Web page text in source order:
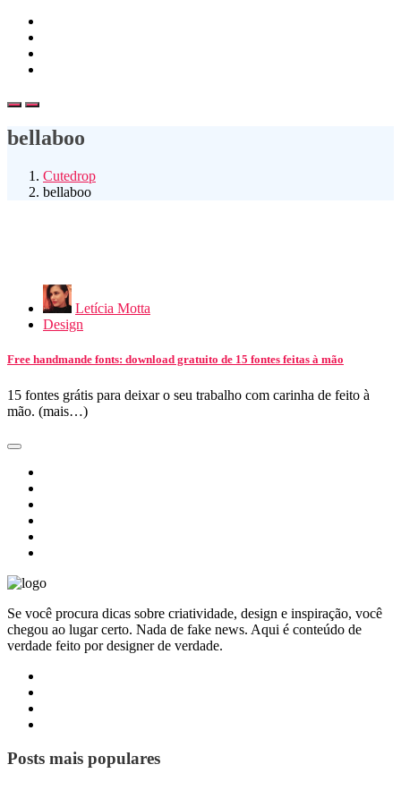
bellaboo
Cutedrop
bellaboo
Letícia Motta
Design
Free handmande fonts: download gratuito de 15 fontes feitas à mão
15 fontes grátis para deixar o seu trabalho com carinha de feito à
mão. (mais…)
Se você procura dicas sobre criatividade, design e inspiração, você
chegou ao lugar certo. Nada de fake news. Aqui é conteúdo de
verdade feito por designer de verdade.
Posts mais populares